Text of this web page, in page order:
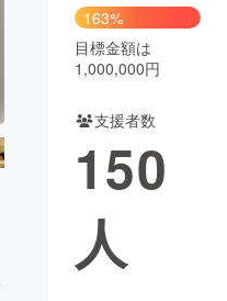
CAMPFIRE Creation
コミュニティ
163%
目標金額は
1,000,000円
支援者数
150
人